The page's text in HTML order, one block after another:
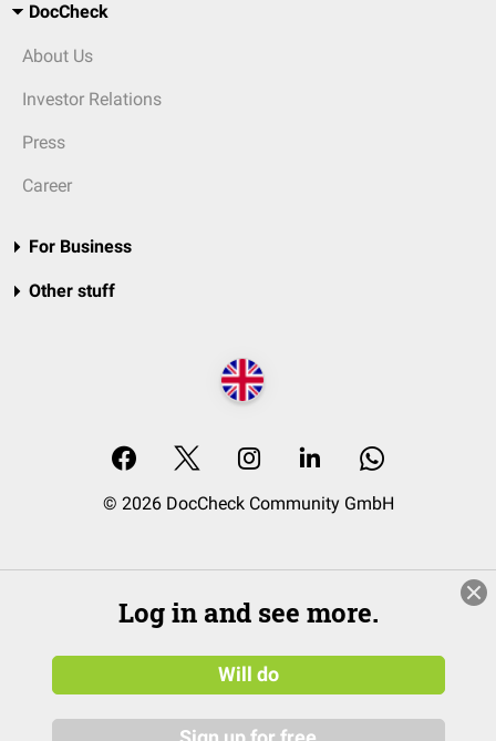
DocCheck
About Us
Investor Relations
Press
Career
For Business
Other stuff
© 2026 DocCheck Community GmbH
Log in and see more.
Will do